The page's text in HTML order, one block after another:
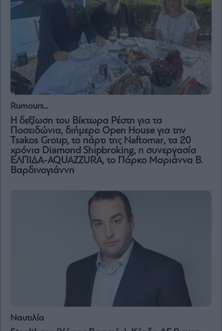
and
Terms
Service
Rumours...
Η δεξίωση του Βίκτωρα Ρέστη για τα
Ποσειδώνια, διήμερο Open House για την
Tsakos Group, το πάρτι της Naftomar, τα 20
χρόνια Diamond Shipbroking, η συνεργασία
ΕΛΠΙΔΑ-AQUAZZURA, το Πάρκο Μαριάννα Β.
Βαρδινογιάννη
Ναυτιλία